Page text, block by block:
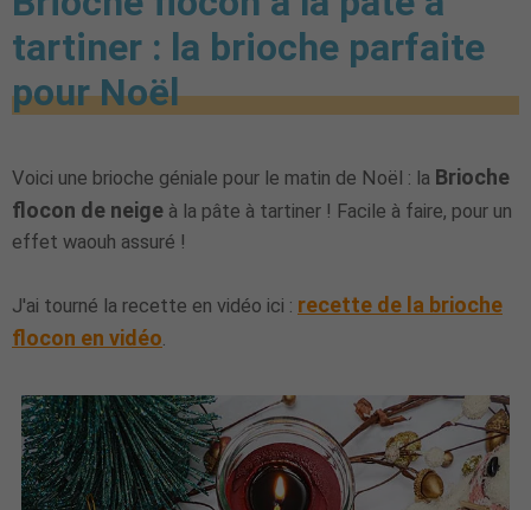
tartiner : la brioche parfaite
pour Noël
Voici une brioche géniale pour le matin de Noël : la Brioche
flocon de neige à la pâte à tartiner ! Facile à faire, pour un
effet waouh assuré !
J'ai tourné la recette en vidéo ici : recette de la brioche
flocon en vidéo.